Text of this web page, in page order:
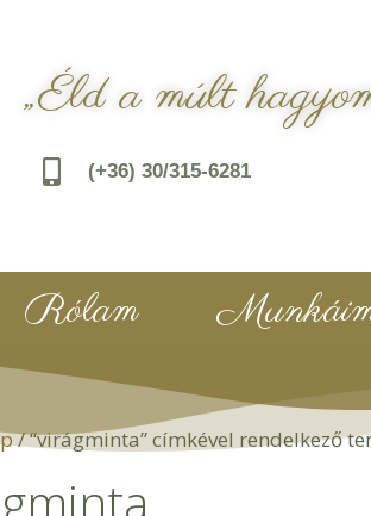
„Éld a múlt
(+36) 30/315-6281
Rólam
/ “virágminta” címkével rendelkező